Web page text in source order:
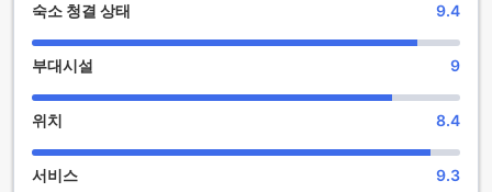
다양한 편의 용품/시설이 제공됩니다. 더 나은 숙박을 위해 본
넨 서비스 등을 갖추고 있습니다.
Lakeshore Hotel Hualien Taroko의 일부 객실은 발코니 또는
테라스을(를) 포함한 특별한 객실 구성을 가지고 있습니다. 엔
블 TV 등을 이용할 수 있습니다. 본 호텔의 일부 객실에서는 투
숙객을 위한 인스턴트 커피, 냉장고 및 인스턴트 티 또한 제공합
숙소 청결 상태 9.4
부대시설 9
위치 8.4
서비스 9.3